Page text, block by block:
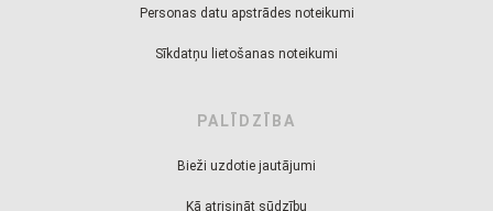
Personas datu apstrādes noteikumi
Sīkdatņu lietošanas noteikumi
PALĪDZĪBA
Bieži uzdotie jautājumi
Kā atrisināt sūdzību